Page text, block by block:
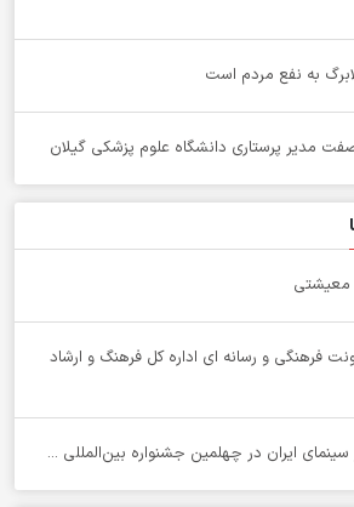
به نفع مردم است
مدیر پرستاری دانشگاه علوم پزشکی گیلان
معیشتی
فرهنگی و رسانه ای اداره کل فرهنگ و ارشاد
ایران در چهلمین جشنواره بین‌المللی ...